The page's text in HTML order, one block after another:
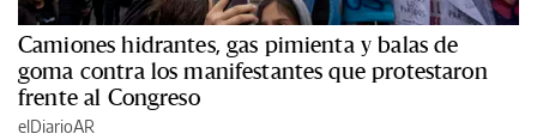
Camiones hidrantes, gas pimienta y balas de
goma contra los manifestantes que protestaron
frente al Congreso
elDiarioAR